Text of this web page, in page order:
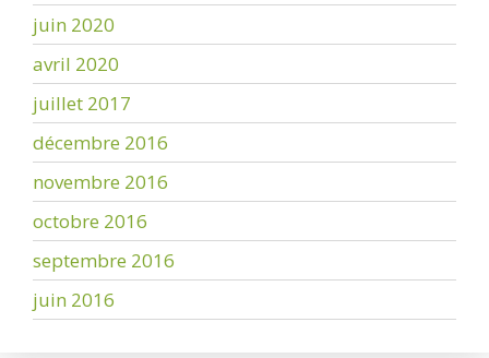
juin 2020
avril 2020
juillet 2017
décembre 2016
novembre 2016
octobre 2016
septembre 2016
juin 2016